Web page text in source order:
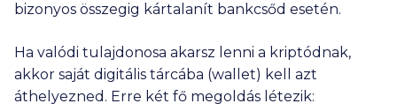
bizonyos összegig kártalanít bankcsőd esetén.
Ha valódi tulajdonosa akarsz lenni a kriptódnak,
akkor saját digitális tárcába (wallet) kell azt
áthelyezned. Erre két fő megoldás létezik: